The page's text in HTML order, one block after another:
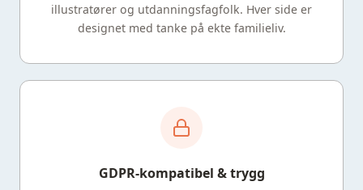
illustratører og utdanningsfagfolk. Hver side er
designet med tanke på ekte familieliv.
GDPR-kompatibel & trygg